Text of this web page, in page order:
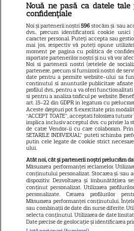
Libertatea
Libertatea pentru
GSP
Știri
Avantaje
Elle
Unica
Retete
URMĂREȘTE-NE
Copyright2026 Ringier Romania –
Nouă ne pasă ca datele tale
confidențiale
Noi și partenerii noștri596 stocăm și/sau
dvs., precum identificatorii cookie unici
caracter personal. Puteți accepta sau
mai jos, respectiv vă puteți opune
moment pe pagina cu politica de
raportate partenerilor noștri și nu vă vor
Noi si partenerii nostri (retelele de
partenere, precum si furnizorii nostri de
date pentru a permite website-ului sa
continutul si anunturile publicitare
profilul dvs., pentru a va oferi
si pentru a analiza traficul pe website.
art. 15-22 din GDPR in legatura cu
Aceste drepturi pot fi exercitate prin
“ACCEPT TOATE”, acceptati folosirea
implica inclusiv acceptul dvs. cu privire la
de catre Vendor-ii cu care colaboram.
SETARILE INDIVIDUAL” puteti schimba
putin cele legate de cookie strict
ului.
Atât noi, cât și partenerii noștri prelucrăm
Măsurarea performanței reclamelor.
conținutului personalizat. Stocarea și/sau
dispozitiv. Dezvoltarea și îmbunătățirea
conținut personalizat. Utilizarea
personalizate. Crearea profilurilor
Măsurarea performanței conținutului.
sau combinații de date din surse diferite.
selecta conținutul. Utilizarea de date
Date precise de geolocație și identificarea